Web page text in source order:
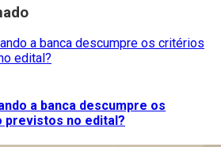
a banca descumpre os
no edital?